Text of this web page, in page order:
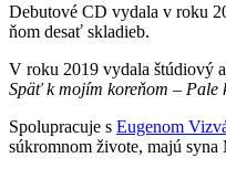
Debutové CD vydala v roku
ňom desať skladieb.
V roku 2019 vydala štúdiový
Späť k mojím koreňom – Pale
Spolupracuje s Eugenom
súkromnom živote, majú syna